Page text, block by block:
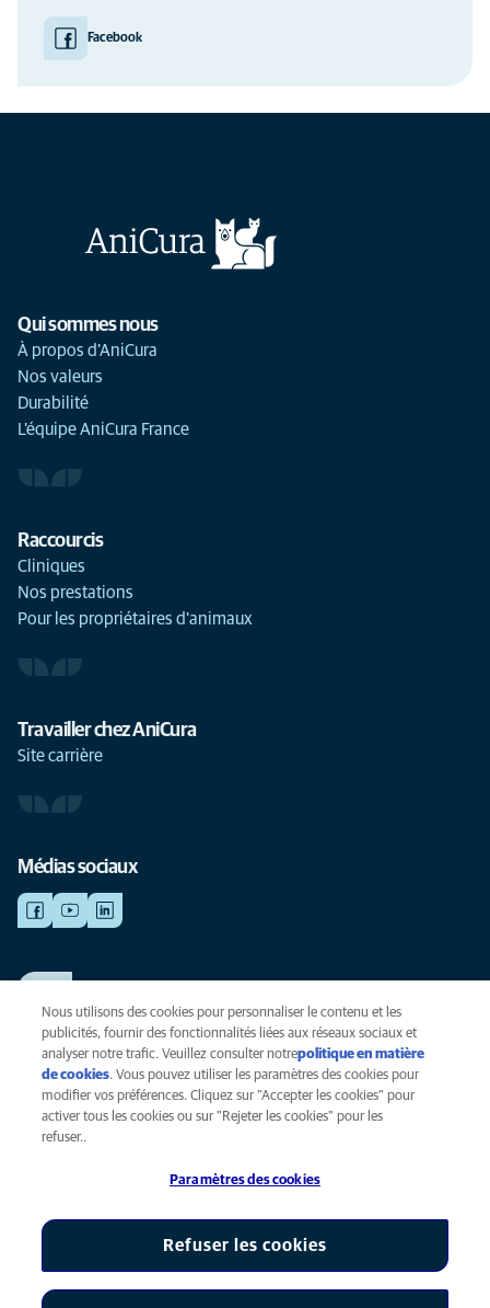
Facebook
Qui sommes nous
À propos d'AniCura
Nos valeurs
Durabilité
L'équipe AniCura France
Raccourcis
Cliniques
Nos prestations
Pour les propriétaires d'animaux
Travailler chez AniCura
Site carrière
Médias sociaux
Voir nos offres d'emploi
Vie privée
Légal
Cookies
AniCura est une filiale de Mars, Inc © 2026
Nous utilisons des cookies pour personnaliser le contenu et les
publicités, fournir des fonctionnalités liées aux réseaux sociaux et
analyser notre trafic. Veuillez consulter notrepolitique en matière
de cookies(opens in a new tab)
. Vous pouvez utiliser les paramètres des cookies pour
modifier vos préférences. Cliquez sur "Accepter les cookies" pour
activer tous les cookies ou sur "Rejeter les cookies" pour les
refuser..
Paramètres des cookies
Refuser les cookies